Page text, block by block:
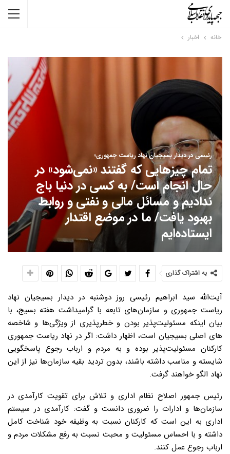
خانه اخبار
رئیسی در دیدار بسیجیان نهاد ریاست جمهوری؛
تمام چیزهایی که گفتند «نمی‌شود» در
حال انجام است/ به کسی در دنیا باج
ندادیم و مسائل مالی و نفتی و روابط
بهبود یافت/ ما در موضع اقتدار
ایستاده‌ایم
به اشتراک گذاری
آیت‌الله سید ابراهیم رئیسی روز دوشنبه در دیدار بسیجیان نهاد
ریاست جمهوری و سازمان‌های تابعه با گرامیداشت هفته بسیج، با
بیان اینکه مسئولیت‌پذیر بودن و خطرپذیری از ویژگی‌ها و شاخصه
های اصلی بسیجیان است، اظهار داشت: اگر در نهاد ریاست جمهوری
کارکنان مسئولیت‌پذیر بوده و به مردم و ارباب رجوع پاسخگویی
شایسته و مناسب داشته باشند، بدون تردید بقیه سازمان‌ها نیز از این
نهاد الگو خواهند گرفت.
رئیس جمهور اصلاح نظام اداری و تلاش برای تقویت کارآمدی در
سازمان‌ها و ادارات را ضروری دانست و گفت: کارآمدی در سیستم
اداری به این است که کارکنان نسبت به وظیفه خود شناخت کامل
داشته و با احساس مسئولیت و محبت نسبت به رفع مشکلات مردم و
ارباب رجوع عمل کنند.